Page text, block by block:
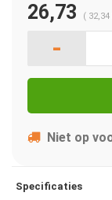
26,73 ( 32,34
-
Niet op
Specificaties